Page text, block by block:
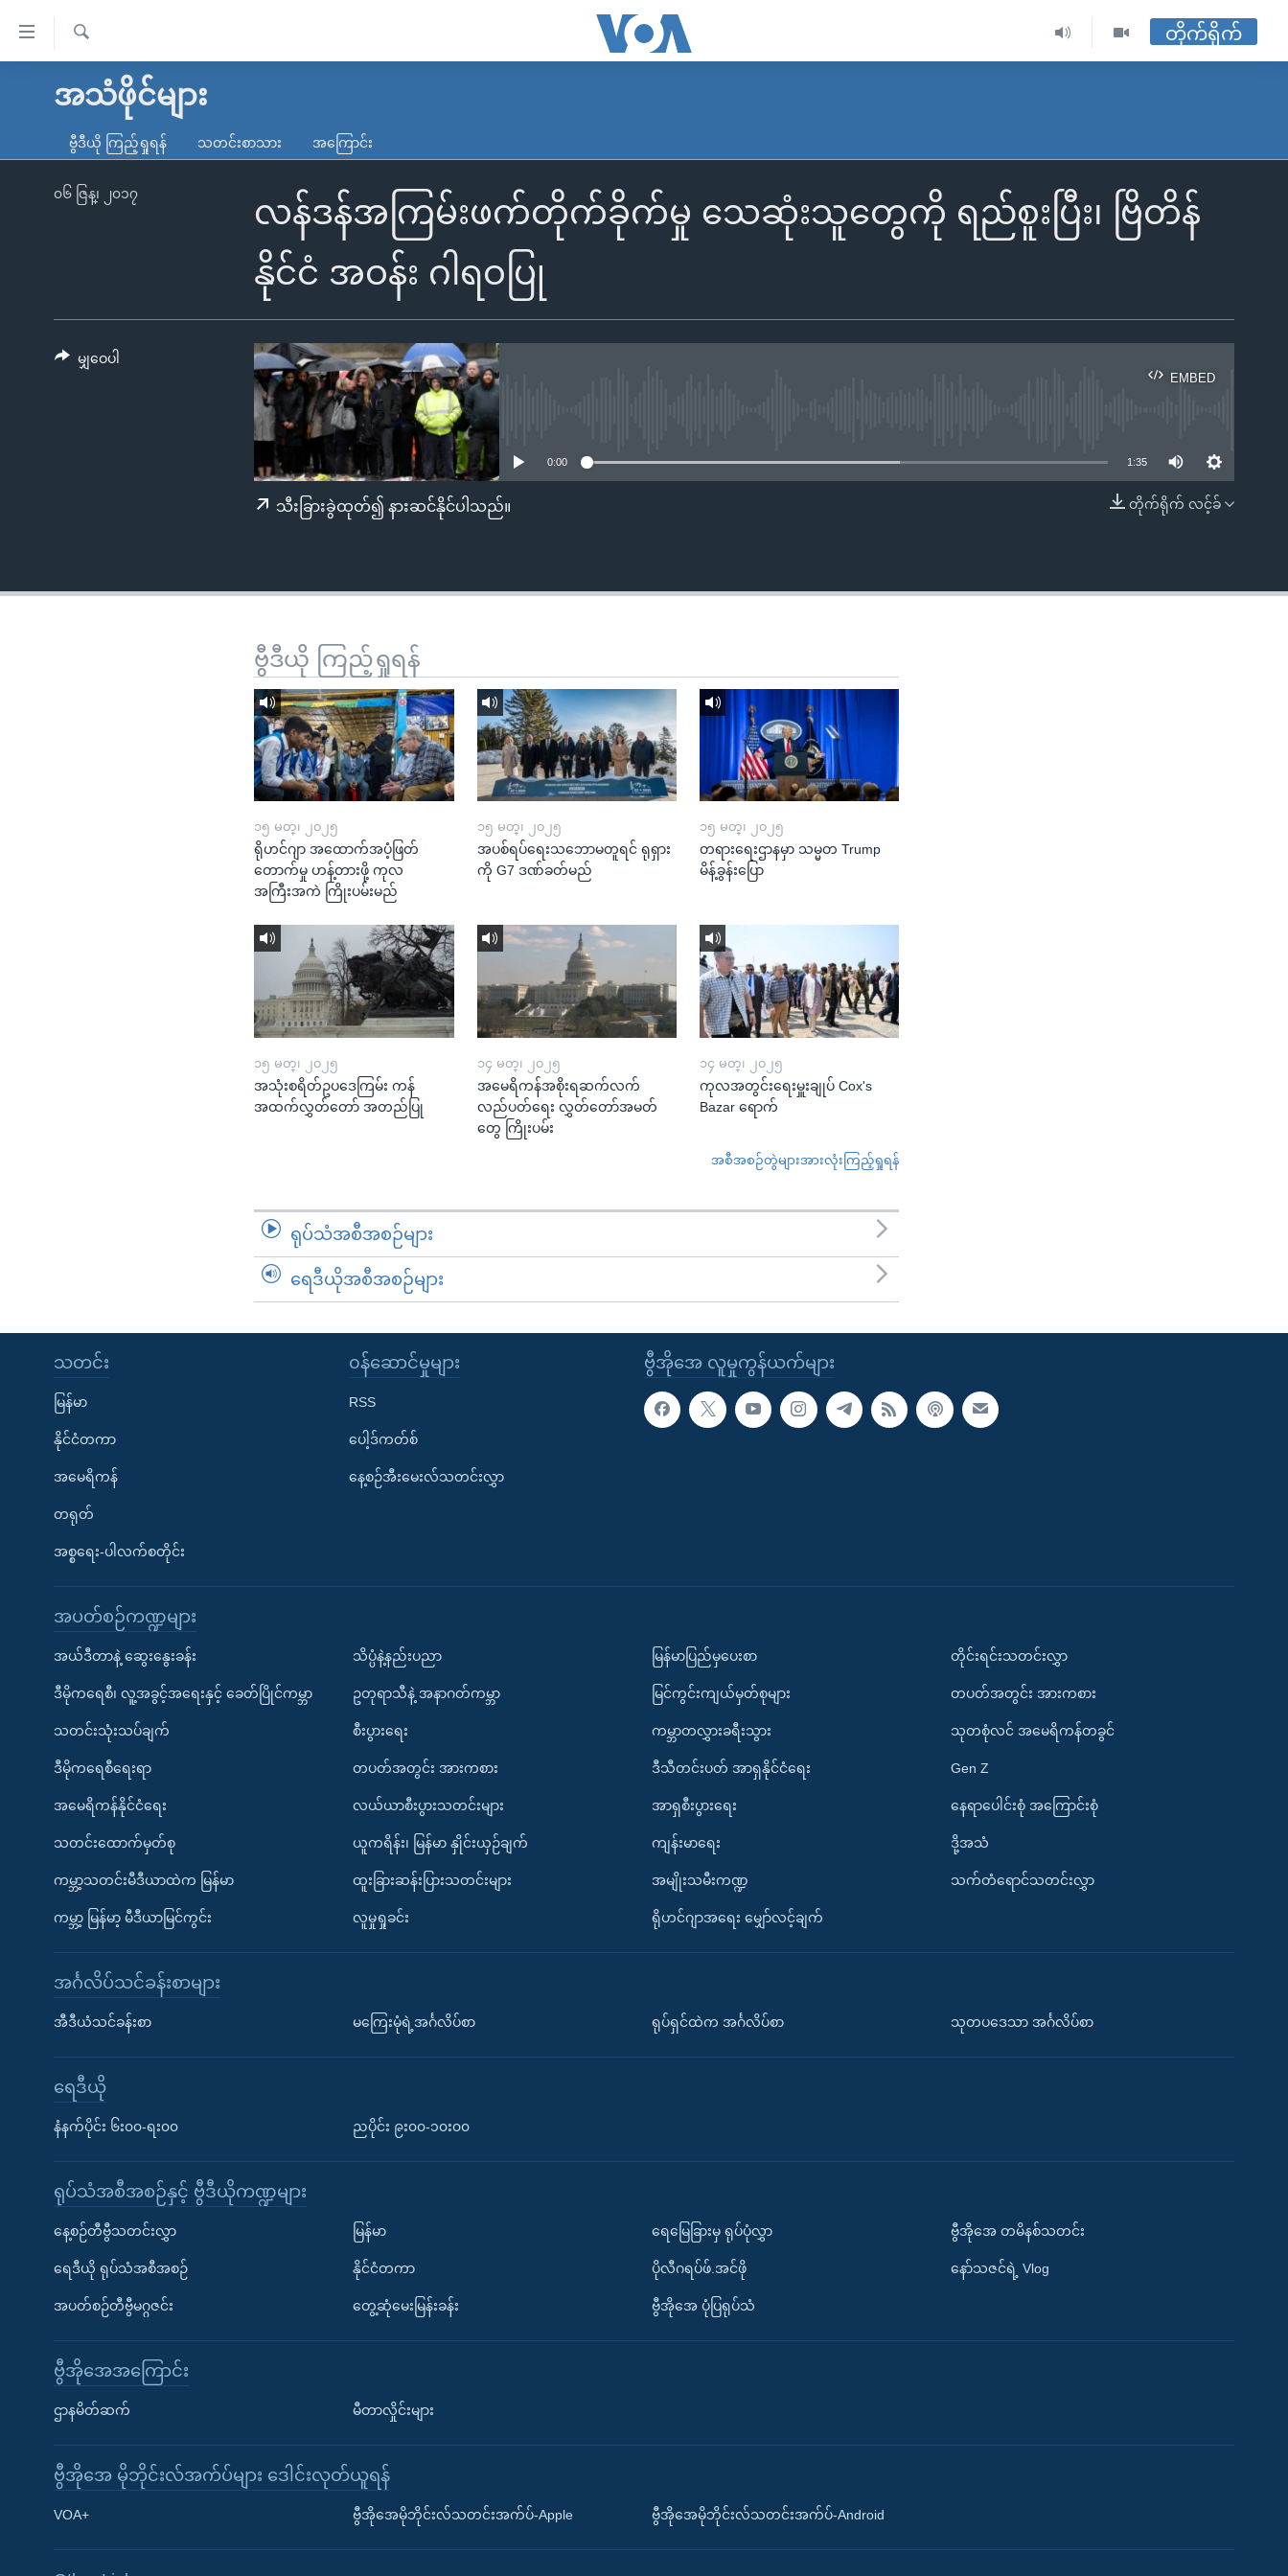
လွယ်ကူ
သည့်
ရန်
မူလစာမျက်နှာ
ကမ္ဘာ့သတင်းများ
နိုင်ငံတကာ
မကြေးမုံရဲ့ အင်္ဂလိပ်စာ
ရေဒီယို
ရေဒီယိုနှင့်ရုပ်သံ အချက်အလက်များ
Learning English
ရ
တိုက်ရိုက်
အသံဖိုင်များ
ဗွီဒီယို ကြည့်ရှုရန် သတင်းစာသား အကြောင်း
လန်ဒန်အကြမ်းဖက်တိုက်ခိုက်မှု သေဆုံးသူတွေကို ရည်စူးပြီး၊ ဗြိတိန်
နိုင်ငံ အဝန်း ဂါရဝပြု
၀၆ ဇြန္၊ ၂၀၁၇
EMBED
EMBED
0:00 1:35
တိုက်ရိုက် လင့်ခ်
သီးခြားခွဲထုတ်၍ နားဆင်နိုင်ပါသည်။
မျှဝေပါ
ဗွီဒီယို ကြည့်ရှုရန်
၁၅ မတ္၊ ၂၀၂၅
ရိုဟင်ဂျာ အထောက်အပံ့ဖြတ်
တောက်မှု ဟန့်တားဖို့ ကုလ
အကြီးအကဲ ကြိုးပမ်းမည်
၁၅ မတ္၊ ၂၀၂၅
အပစ်ရပ်ရေးသဘောမတူရင် ရုရှား
ကို G7 ဒဏ်ခတ်မည်
၁၅ မတ္၊ ၂၀၂၅
တရားရေးဌာနမှာ သမ္မတ Trump
မိန့်ခွန်းပြော
၁၅ မတ္၊ ၂၀၂၅
အသုံးစရိတ်ဥပဒေကြမ်း ကန်
အထက်လွှတ်တော် အတည်ပြု
၁၄ မတ္၊ ၂၀၂၅
အမေရိကန်အစိုးရဆက်လက်
လည်ပတ်ရေး လွှတ်တော်အမတ်
တွေ ကြိုးပမ်း
၁၄ မတ္၊ ၂၀၂၅
ကုလအတွင်းရေးမှူးချုပ် Cox's
Bazar ရောက်
အစီအစဉ်တွဲများအားလုံးကြည့်ရှုရန်
ရုပ်သံအစီအစဉ်များ
ရေဒီယိုအစီအစဉ်များ
ဗွီအိုအေ လူမှုကွန်ယက်များ
သတင်း
မြန်မာ
နိုင်ငံတကာ
အမေရိကန်
တရုတ်
အစ္စရေး-ပါလက်စတိုင်း
၀န်ဆောင်မှုများ
RSS
ပေါ့ဒ်ကတ်စ်
နေ့စဉ်အီးမေးလ်သတင်းလွှာ
အပတ်စဉ်ကဏ္ဍများ
အယ်ဒီတာနဲ့ ဆွေးနွေးခန်း
ဒီမိုကရေစီ၊ လူ့အခွင့်အရေးနှင့် ခေတ်ပြိုင်ကမ္ဘာ
သတင်းသုံးသပ်ချက်
ဒီမိုကရေစီရေးရာ
အမေရိကန်နိုင်ငံရေး
သတင်းထောက်မှတ်စု
ကမ္ဘာ့သတင်းမီဒီယာထဲက မြန်မာ
ကမ္ဘာ့ မြန်မာ့ မီဒီယာမြင်ကွင်း
သိပ္ပံနဲ့နည်းပညာ
ဥတုရာသီနဲ့ အနာဂတ်ကမ္ဘာ
စီးပွားရေး
တပတ်အတွင်း အားကစား
လယ်ယာစီးပွားသတင်းများ
ယူကရိန်း၊ မြန်မာ နှိုင်းယှဉ်ချက်
ထူးခြားဆန်းပြားသတင်းများ
လူမှုရှုခင်း
မြန်မာပြည်မှပေးစာ
မြင်ကွင်းကျယ်မှတ်စုများ
ကမ္ဘာတလွှားခရီးသွား
ဒီသီတင်းပတ် အာရှနိုင်ငံရေး
အာရှစီးပွားရေး
ကျန်းမာရေး
အမျိုးသမီးကဏ္ဍ
ရိုဟင်ဂျာအရေး မျှော်လင့်ချက်
တိုင်းရင်းသတင်းလွှာ
တပတ်အတွင်း အားကစား
သုတစုံလင် အမေရိကန်တခွင်
Gen Z
နေရာပေါင်းစုံ အကြောင်းစုံ
ဒို့အသံ
သက်တံရောင်သတင်းလွှာ
အင်္ဂလိပ်သင်ခန်းစာများ
အီဒီယံသင်ခန်းစာ မကြေးမုံရဲ့အင်္ဂလိပ်စာ ရုပ်ရှင်ထဲက အင်္ဂလိပ်စာ သုတပဒေသာ အင်္ဂလိပ်စာ
ရေဒီယို
နံနက်ပိုင်း ၆း၀၀-ရး၀၀ ညပိုင်း ၉း၀၀-၁၀း၀၀
ရုပ်သံအစီအစဉ်နှင့် ဗွီဒီယိုကဏ္ဍများ
နေ့စဉ်တီဗွီသတင်းလွှာ
ရေဒီယို ရုပ်သံအစီအစဉ်
အပတ်စဉ်တီဗွီမဂ္ဂဇင်း
မြန်မာ
နိုင်ငံတကာ
တွေ့ဆုံမေးမြန်းခန်း
ရေမြေခြားမှ ရုပ်ပုံလွှာ
ပိုလီဂရပ်ဖ်.အင်ဖို
ဗွီအိုအေ ပုံပြရုပ်သံ
ဗွီအိုအေ တမိနစ်သတင်း
နော်သဇင်ရဲ့ Vlog
ဗွီအိုအေအကြောင်း
ဌာနမိတ်ဆက် မီတာလှိုင်းများ
ဗွီအိုအေ မိုဘိုင်းလ်အက်ပ်များ ဒေါင်းလုတ်ယူရန်
VOA+ ဗွီအိုအေမိုဘိုင်းလ်သတင်းအက်ပ်-Apple ဗွီအိုအေမိုဘိုင်းလ်သတင်းအက်ပ်-Android